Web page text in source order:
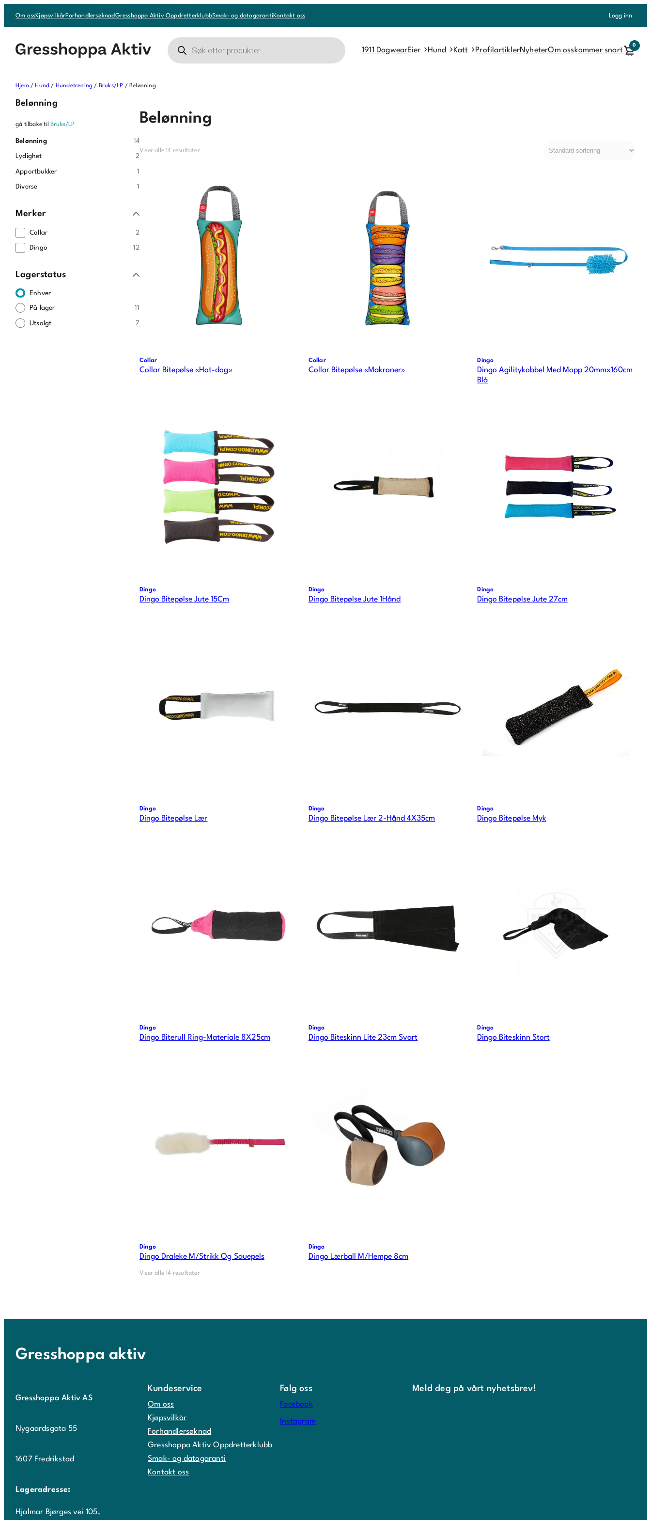
Om ossKjøpsvilkårForhandlersøknadGresshoppa Aktiv OppdretterklubbSmak- og datogarantiKontakt oss Logg inn
Products
search
1911 DogwearEier Hund Katt ProfilartiklerNyheterOm osskommer snart
0
Hjem /Hund / Hundetrening / Bruks/LP / Belønning
Belønning
gå tilbake til Bruks/LP
Belønning 14
Lydighet 2
Apportbukker 1
Diverse 1
Merker
Collar 2
Dingo 12
Lagerstatus
Enhver
På lager 11
Utsolgt 7
Belønning
Viser alle 14 resultater
Collar
Collar Bitepølse «Hot-dog»
Collar
Collar Bitepølse «Makroner»
Dingo
Dingo Agilitykobbel Med Mopp 20mmx160cm
Blå
Dingo
Dingo Bitepølse Jute 15Cm
Dingo
Dingo Bitepølse Jute 1Hånd
Dingo
Dingo Bitepølse Jute 27cm
Dingo
Dingo Bitepølse Lær
Dingo
Dingo Bitepølse Lær 2-Hånd 4X35cm
Dingo
Dingo Bitepølse Myk
Dingo
Dingo Biterull Ring-Materiale 8X25cm
Dingo
Dingo Biteskinn Lite 23cm Svart
Dingo
Dingo Biteskinn Stort
Dingo
Dingo Draleke M/Strikk Og Sauepels
Dingo
Dingo Lærball M/Hempe 8cm
Viser alle 14 resultater
Gresshoppa aktiv
Gresshoppa Aktiv AS
Nygaardsgata 55
1607 Fredrikstad
Lageradresse:
Hjalmar Bjørges vei 105,
Kundeservice
Om oss
Kjøpsvilkår
Forhandlersøknad
Gresshoppa Aktiv Oppdretterklubb
Smak- og datogaranti
Kontakt oss
Følg oss
Facebook
Instagram
Meld deg på vårt nyhetsbrev!